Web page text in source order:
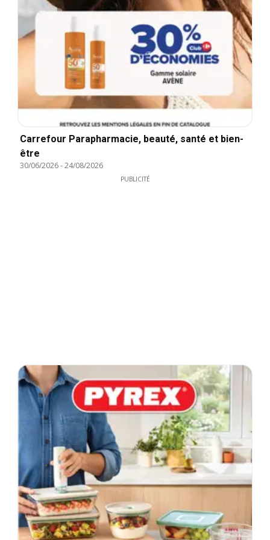
Carrefour Parapharmacie, beauté, santé et bien-
être
30/06/2026-24/08/2026
PUBLICITÉ